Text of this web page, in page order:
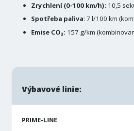
Zrychlení (0-100 km/h): 10,5
Spotřeba paliva: 7 l/100 km
Emise CO₂: 157 g/km
Výbavové linie:
PRIME-LINE